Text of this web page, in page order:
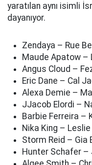
yaratılan aynı isimli
dayanıyor.
Zendaya – Rue
Maude Apatow –
Angus Cloud –
Eric Dane – Cal
Alexa Demie –
JJacob Elordi –
Barbie Ferreira –
Nika King –
Storm Reid – Gia
Hunter Schafer –